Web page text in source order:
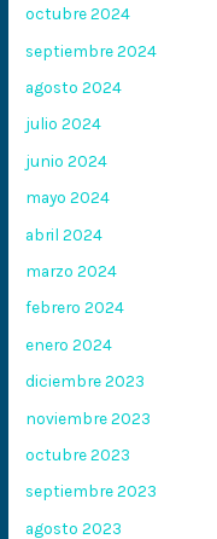
octubre 2024
septiembre 2024
agosto 2024
julio 2024
junio 2024
mayo 2024
abril 2024
marzo 2024
febrero 2024
enero 2024
diciembre 2023
noviembre 2023
octubre 2023
septiembre 2023
agosto 2023